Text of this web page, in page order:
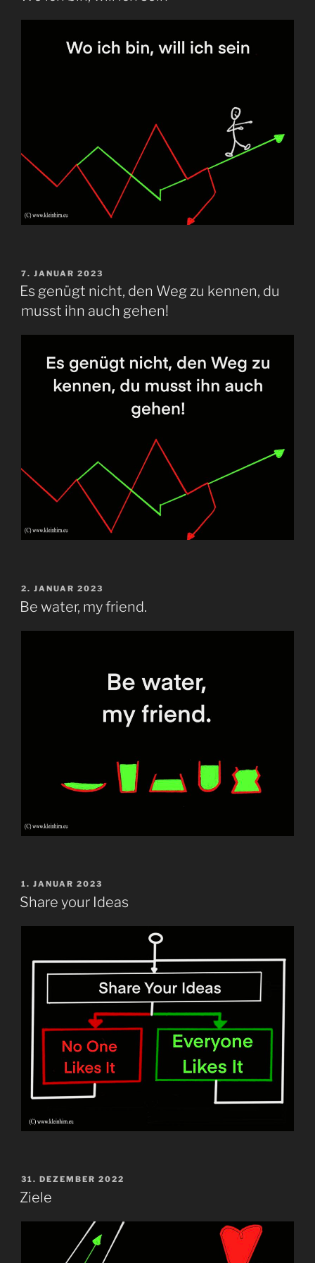
VERÖFFENTLICHT
AM
7. JANUAR 2023
Es genügt nicht, den Weg zu kennen, du
musst ihn auch gehen!
VERÖFFENTLICHT
AM
2. JANUAR 2023
Be water, my friend.
VERÖFFENTLICHT
AM
1. JANUAR 2023
Share your Ideas
VERÖFFENTLICHT
AM
31. DEZEMBER 2022
Ziele